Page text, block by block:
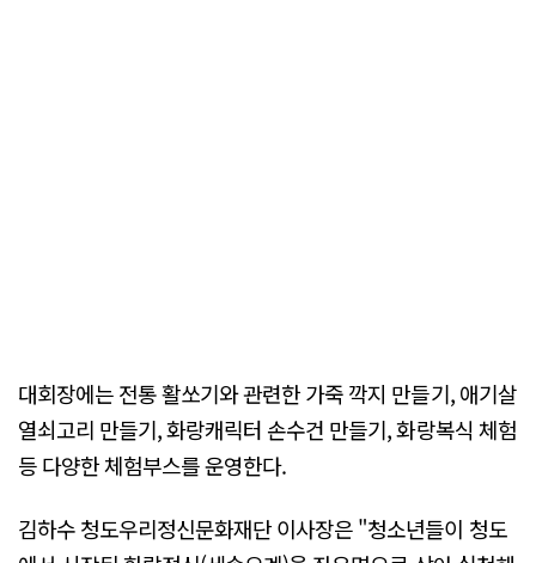
대회장에는 전통 활쏘기와 관련한 가죽 깍지 만들기, 애기살
열쇠고리 만들기, 화랑캐릭터 손수건 만들기, 화랑복식 체험
등 다양한 체험부스를 운영한다.
김하수 청도우리정신문화재단 이사장은 "청소년들이 청도